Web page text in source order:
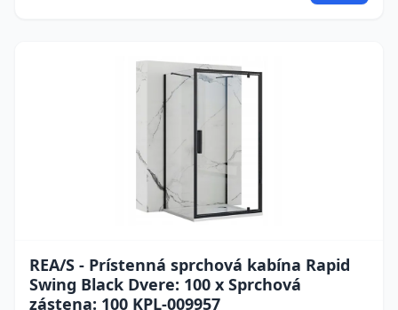
REA/S - Prístenná sprchová kabína Rapid
Swing Black Dvere: 100 x Sprchová
zástena: 100 KPL-009957